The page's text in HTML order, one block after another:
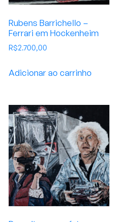
Rubens Barrichello –
Ferrari em Hockenheim
R$2.700,00
Adicionar ao carrinho